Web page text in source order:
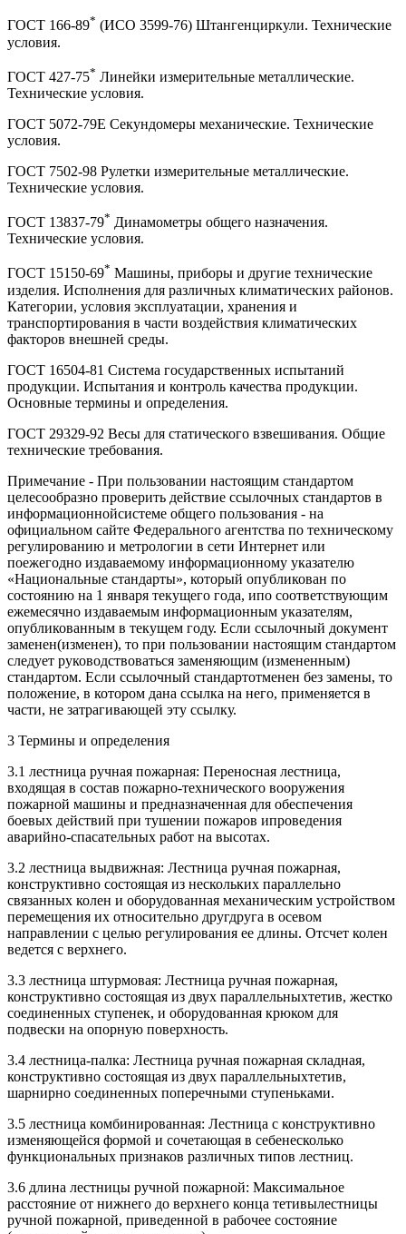
ГОСТ 166-89* (ИСО 3599-76) Штангенциркули. Технические
условия.
ГОСТ 427-75* Линейки измерительные металлические.
Технические условия.
ГОСТ 5072-79Е Секундомеры механические. Технические
условия.
ГОСТ 7502-98 Рулетки измерительные металлические.
Технические условия.
ГОСТ 13837-79* Динамометры общего назначения.
Технические условия.
ГОСТ 15150-69* Машины, приборы и другие технические
изделия. Исполнения для различных климатических районов.
Категории, условия эксплуатации, хранения и
транспортирования в части воздействия климатических
факторов внешней среды.
ГОСТ 16504-81 Система государственных испытаний
продукции. Испытания и контроль качества продукции.
Основные термины и определения.
ГОСТ 29329-92 Весы для статического взвешивания. Общие
технические требования.
Примечание - При пользовании настоящим стандартом
целесообразно проверить действие ссылочных стандартов в
информационнойсистеме общего пользования - на
официальном сайте Федерального агентства по техническому
регулированию и метрологии в сети Интернет или
поежегодно издаваемому информационному указателю
«Национальные стандарты», который опубликован по
состоянию на 1 января текущего года, ипо соответствующим
ежемесячно издаваемым информационным указателям,
опубликованным в текущем году. Если ссылочный документ
заменен(изменен), то при пользовании настоящим стандартом
следует руководствоваться заменяющим (измененным)
стандартом. Если ссылочный стандартотменен без замены, то
положение, в котором дана ссылка на него, применяется в
части, не затрагивающей эту ссылку.
3 Термины и определения
3.1 лестница ручная пожарная: Переносная лестница,
входящая в состав пожарно-технического вооружения
пожарной машины и предназначенная для обеспечения
боевых действий при тушении пожаров ипроведения
аварийно-спасательных работ на высотах.
3.2 лестница выдвижная: Лестница ручная пожарная,
конструктивно состоящая из нескольких параллельно
связанных колен и оборудованная механическим устройством
перемещения их относительно другдруга в осевом
направлении с целью регулирования ее длины. Отсчет колен
ведется с верхнего.
3.3 лестница штурмовая: Лестница ручная пожарная,
конструктивно состоящая из двух параллельныхтетив, жестко
соединенных ступенек, и оборудованная крюком для
подвески на опорную поверхность.
3.4 лестница-палка: Лестница ручная пожарная складная,
конструктивно состоящая из двух параллельныхтетив,
шарнирно соединенных поперечными ступеньками.
3.5 лестница комбинированная: Лестница с конструктивно
изменяющейся формой и сочетающая в себенесколько
функциональных признаков различных типов лестниц.
3.6 длина лестницы ручной пожарной: Максимальное
расстояние от нижнего до верхнего конца тетивылестницы
ручной пожарной, приведенной в рабочее состояние